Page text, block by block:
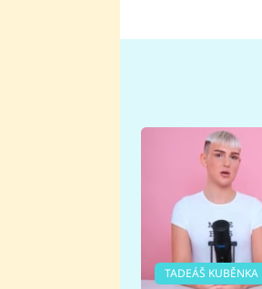
TADEÁŠ KUBĚNKA